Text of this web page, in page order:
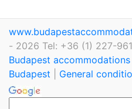
- 2026 Tel: +36 (1) 227-
Budapest
Budapest
General